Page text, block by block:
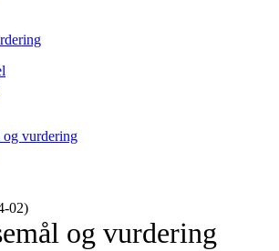
og vurdering
og vurdering